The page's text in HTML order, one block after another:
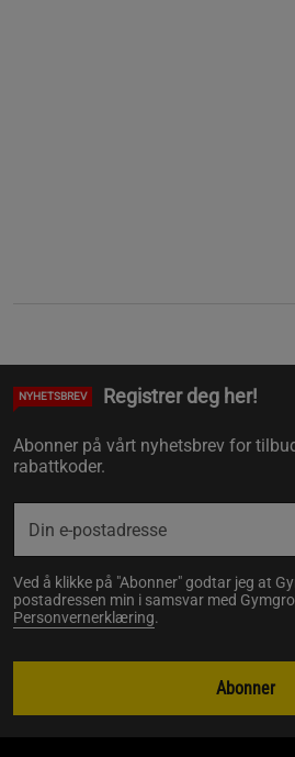
NYHETSBREV Registrer deg her!
Abonner på vårt nyhetsbrev for
rabattkoder.
Ved å klikke på "Abonner" godtar jeg at
postadressen min i samsvar med
Personvernerklæring.
Abonner